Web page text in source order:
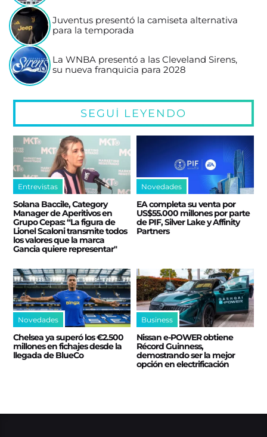
Juventus presentó la camiseta alternativa
para la temporada
La WNBA presentó a las Cleveland Sirens,
su nueva franquicia para 2028
SEGUÍ LEYENDO
Entrevistas
Solana Baccile, Category
Manager de Aperitivos en
Grupo Cepas: “La figura de
Lionel Scaloni transmite todos
los valores que la marca
Gancia quiere representar"
Novedades
EA completa su venta por
US$55.000 millones por parte
de PIF, Silver Lake y Affinity
Partners
Novedades
Chelsea ya superó los €2.500
millones en fichajes desde la
llegada de BlueCo
Business
Nissan e‑POWER obtiene
Récord Guinness,
demostrando ser la mejor
opción en electrificación